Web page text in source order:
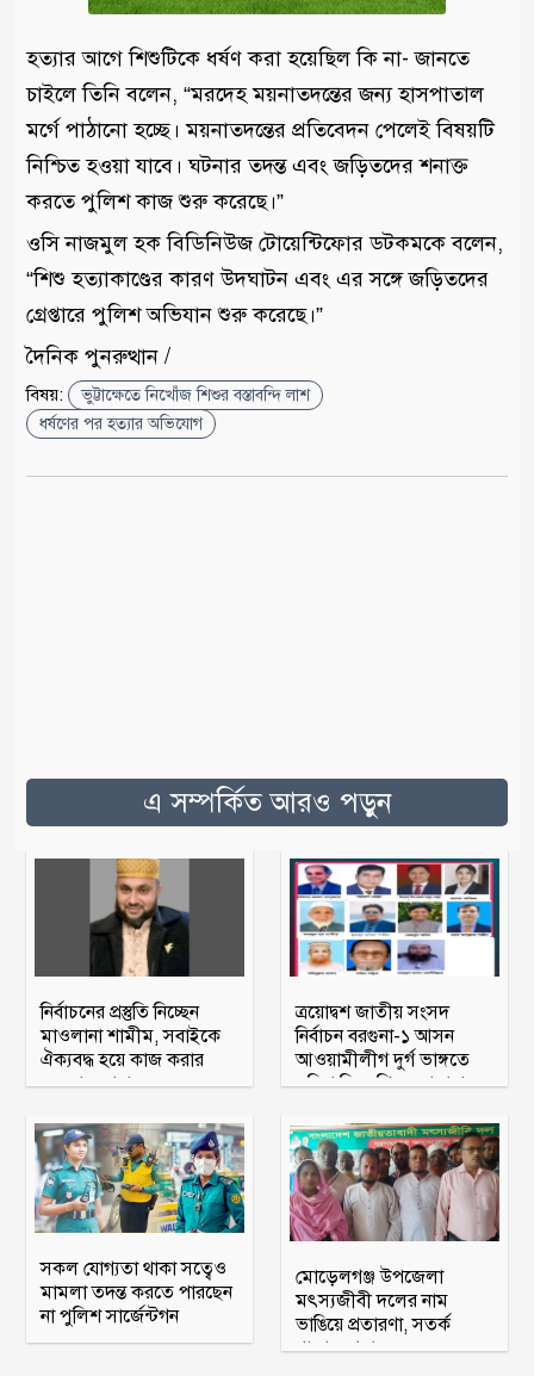
হত্যার আগে শিশুটিকে ধর্ষণ করা হয়েছিল কি না- জানতে
চাইলে তিনি বলেন, “মরদেহ ময়নাতদন্তের জন্য হাসপাতাল
মর্গে পাঠানো হচ্ছে। ময়নাতদন্তের প্রতিবেদন পেলেই বিষয়টি
নিশ্চিত হওয়া যাবে। ঘটনার তদন্ত এবং জড়িতদের শনাক্ত
করতে পুলিশ কাজ শুরু করেছে।”
ওসি নাজমুল হক বিডিনিউজ টোয়েন্টিফোর ডটকমকে বলেন,
“শিশু হত্যাকাণ্ডের কারণ উদঘাটন এবং এর সঙ্গে জড়িতদের
গ্রেপ্তারে পুলিশ অভিযান শুরু করেছে।”
দৈনিক পুনরুত্থান /
বিষয়:
ভুট্টাক্ষেতে নিখোঁজ শিশুর বস্তাবন্দি লাশ
ধর্ষণের পর হত্যার অভিযোগ
এ সম্পর্কিত আরও পড়ুন
নির্বাচনের প্রস্তুতি নিচ্ছেন
মাওলানা শামীম, সবাইকে
ঐক্যবদ্ধ হয়ে কাজ করার
অহব্বান জানান
ত্রয়োদ্বশ জাতীয় সংসদ
নির্বাচন বরগুনা-১ আসন
আওয়ামীলীগ দুর্গ ভাঙ্গতে
মরিয়া বিএনপি ও জামায়াত
সকল যোগ্যতা থাকা সত্বেও
মামলা তদন্ত করতে পারছেন
না পুলিশ সার্জেন্টগন
মোড়েলগঞ্জ উপজেলা
মৎস্যজীবী দলের নাম
ভাঙিয়ে প্রতারণা, সতর্ক
থাকার আহ্বান